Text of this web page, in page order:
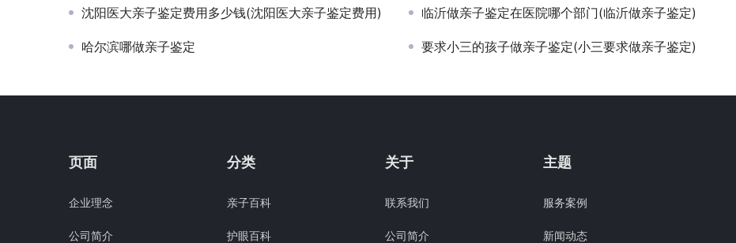
沈阳医大亲子鉴定费用多少钱(沈阳医大亲子鉴定费用) 临沂做亲子鉴定在医院哪个部门(临沂做亲子鉴定)
哈尔滨哪做亲子鉴定 要求小三的孩子做亲子鉴定(小三要求做亲子鉴定)
页面
企业理念
公司简介
分类
亲子百科
护眼百科
关于
联系我们
公司简介
主题
服务案例
新闻动态